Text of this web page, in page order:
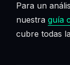
Para un
nuestra guía
cubre todas